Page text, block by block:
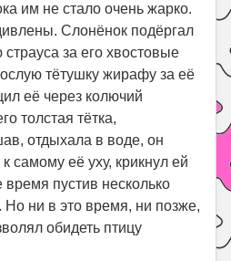
им не стало очень жарко.
Слонёнок подёргал
за его хвостовые
тётушку жирафу за её
её через колючий
толстая тётка,
отдыхала в воде, он
самому её уху, крикнул ей
пустив несколько
Но ни в это время, ни позже,
обидеть птицу